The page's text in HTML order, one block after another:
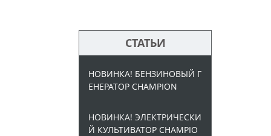
СТАТЬИ
НОВИНКА! БЕНЗИНОВЫЙ Г
ЕНЕРАТОР CHAMPION
НОВИНКА! ЭЛЕКТРИЧЕСКИ
Й КУЛЬТИВАТОР CHAMPIO